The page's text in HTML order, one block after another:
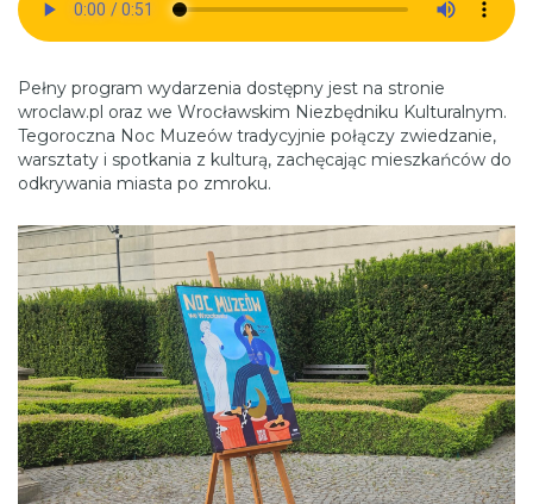
Pełny program wydarzenia dostępny jest na stronie
wroclaw.pl oraz we Wrocławskim Niezbędniku Kulturalnym.
Tegoroczna Noc Muzeów tradycyjnie połączy zwiedzanie,
warsztaty i spotkania z kulturą, zachęcając mieszkańców do
odkrywania miasta po zmroku.